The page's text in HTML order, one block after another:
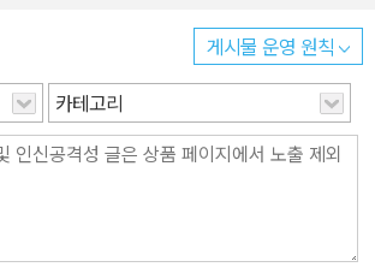
개로 아이들의 흥미를 이끌어 낸다. 글은 마치
반복적인 운율이 있어 따라 읽기 좋다. 먹을 것
겠다고 으르렁거리는 찍찍이 앞에서도 겁먹지
헤쳐 나가는 오리의 용감한 모습이 인상적이
알록달록하고 선명한 색채를 더한 동물 캐릭
게시물 운영 원칙
카테고리